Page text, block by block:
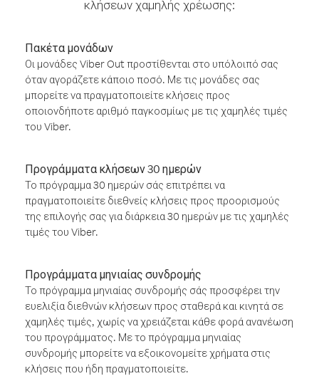
κλήσεων χαμηλής χρέωσης:
Πακέτα μονάδων
Οι μονάδες Viber Out προστίθενται στο υπόλοιπό σας
όταν αγοράζετε κάποιο ποσό. Με τις μονάδες σας
μπορείτε να πραγματοποιείτε κλήσεις προς
οποιονδήποτε αριθμό παγκοσμίως με τις χαμηλές τιμές
του Viber.
Προγράμματα κλήσεων 30 ημερών
Το πρόγραμμα 30 ημερών σάς επιτρέπει να
πραγματοποιείτε διεθνείς κλήσεις προς προορισμούς
της επιλογής σας για διάρκεια 30 ημερών με τις χαμηλές
τιμές του Viber.
Προγράμματα μηνιαίας συνδρομής
Το πρόγραμμα μηνιαίας συνδρομής σάς προσφέρει την
ευελιξία διεθνών κλήσεων προς σταθερά και κινητά σε
χαμηλές τιμές, χωρίς να χρειάζεται κάθε φορά ανανέωση
του προγράμματος. Με το πρόγραμμα μηνιαίας
συνδρομής μπορείτε να εξοικονομείτε χρήματα στις
κλήσεις που ήδη πραγματοποιείτε.